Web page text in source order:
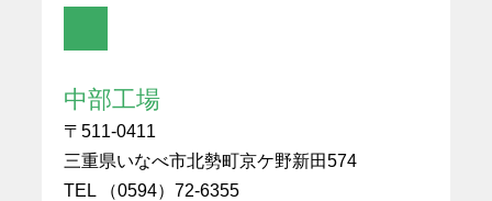
中部工場
〒511-0411
三重県いなべ市北勢町京ケ野新田574
TEL （0594）72-6355